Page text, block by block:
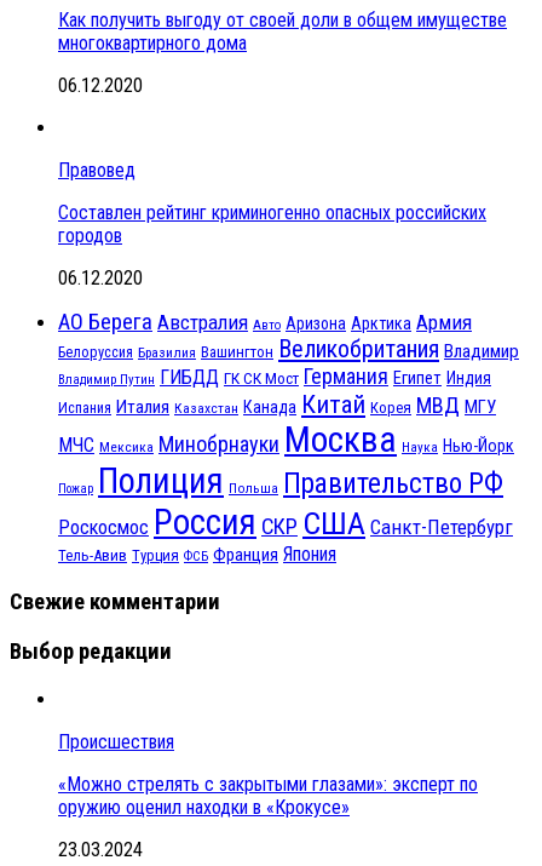
Как получить выгоду от своей доли в общем имуществе
многоквартирного дома
06.12.2020
Правовед
Составлен рейтинг криминогенно опасных российских
городов
06.12.2020
АО Берега Австралия Авто Аризона Арктика Армия
Белоруссия Бразилия Вашингтон Великобритания Владимир
Владимир Путин ГИБДД ГК СК Мост Германия Египет Индия
Испания Италия Казахстан Канада Китай Корея МВД МГУ
МЧС Мексика Минобрнауки Москва Наука Нью-Йорк
Пожар Полиция Польша Правительство РФ
Роскосмос Россия СКР США Санкт-Петербург
Тель-Авив Турция ФСБ Франция Япония
Свежие комментарии
Выбор редакции
Происшествия
«Можно стрелять с закрытыми глазами»: эксперт по
оружию оценил находки в «Крокусе»
23.03.2024